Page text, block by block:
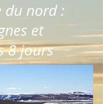
du nord :
et
8 jours